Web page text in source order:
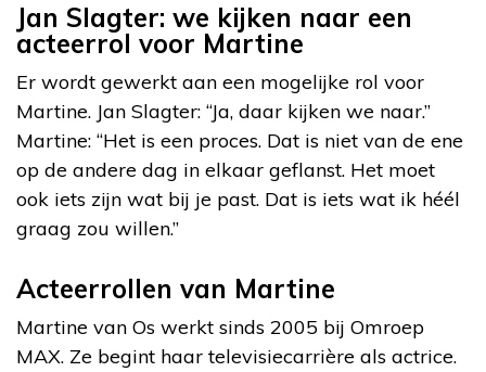
Jan Slagter: we kijken naar een
acteerrol voor Martine
Er wordt gewerkt aan een mogelijke rol voor
Martine. Jan Slagter: “Ja, daar kijken we naar.”
Martine: “Het is een proces. Dat is niet van de ene
op de andere dag in elkaar geflanst. Het moet
ook iets zijn wat bij je past. Dat is iets wat ik héél
graag zou willen.”
Acteerrollen van Martine
Martine van Os werkt sinds 2005 bij Omroep
MAX. Ze begint haar televisiecarrière als actrice.